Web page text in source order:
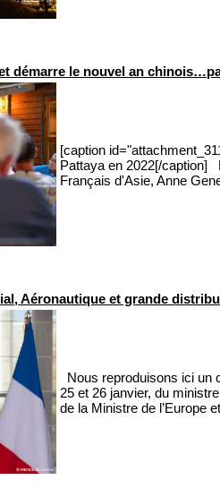
démarre le nouvel an
[caption
Pattaya en 2022[/caption]
Français d'Asie, Anne
Aéronautique et grande
Nous reproduisons ici un
25 et 26 janvier, du
de la Ministre de l’Europe